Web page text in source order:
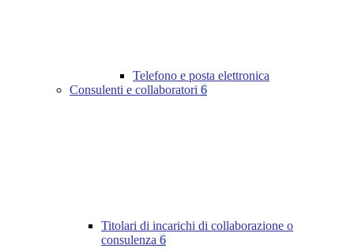
Telefono e posta elettronica
Consulenti e collaboratori 6
Titolari di incarichi di collaborazione o
consulenza 6